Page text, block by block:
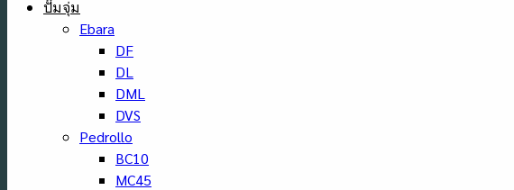
ปั๊มจุ่ม
Ebara
DF
DL
DML
DVS
Pedrollo
BC10
MC45